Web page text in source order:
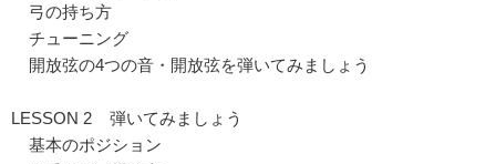
弓の持ち方
チューニング
開放弦の4つの音・開放弦を弾いてみましょう
LESSON 2 弾いてみましょう
基本のポジション